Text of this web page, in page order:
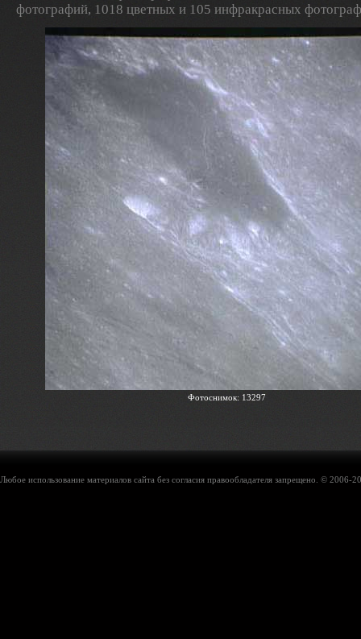
фотографий, 1018 цветных и 105 инфракрасных
Фотоснимок: 13297
Любое использование материалов сайта без согласия правообладателя запрещено. ©